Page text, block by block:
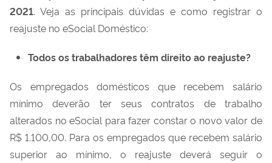
2021. Veja as principais dúvidas e como registrar o
reajuste no eSocial Doméstico:
Todos os trabalhadores têm direito ao reajuste?
Os empregados domésticos que recebem salário
mínimo deverão ter seus contratos de trabalho
alterados no eSocial para fazer constar o novo valor de
R$ 1.100,00. Para os empregados que recebem salário
superior ao mínimo, o reajuste deverá seguir o